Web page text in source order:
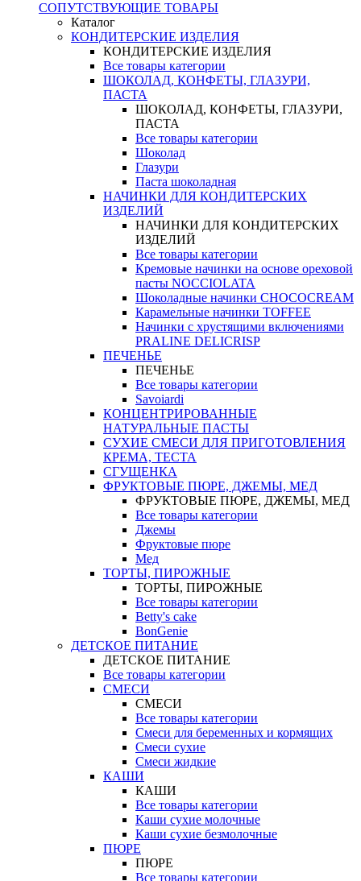
СОПУТСТВУЮЩИЕ ТОВАРЫ
Каталог
КОНДИТЕРСКИЕ ИЗДЕЛИЯ
КОНДИТЕРСКИЕ ИЗДЕЛИЯ
Все товары категории
ШОКОЛАД, КОНФЕТЫ, ГЛАЗУРИ,
ПАСТА
ШОКОЛАД, КОНФЕТЫ, ГЛАЗУРИ,
ПАСТА
Все товары категории
Шоколад
Глазури
Паста шоколадная
НАЧИНКИ ДЛЯ КОНДИТЕРСКИХ
ИЗДЕЛИЙ
НАЧИНКИ ДЛЯ КОНДИТЕРСКИХ
ИЗДЕЛИЙ
Все товары категории
Кремовые начинки на основе ореховой
пасты NOCCIOLATA
Шоколадные начинки CHOCOCREAM
Карамельные начинки TOFFEE
Начинки с хрустящими включениями
PRALINE DELICRISP
ПЕЧЕНЬЕ
ПЕЧЕНЬЕ
Все товары категории
Savoiardi
КОНЦЕНТРИРОВАННЫЕ
НАТУРАЛЬНЫЕ ПАСТЫ
СУХИЕ СМЕСИ ДЛЯ ПРИГОТОВЛЕНИЯ
КРЕМА, ТЕСТА
СГУЩЕНКА
ФРУКТОВЫЕ ПЮРЕ, ДЖЕМЫ, МЕД
ФРУКТОВЫЕ ПЮРЕ, ДЖЕМЫ, МЕД
Все товары категории
Джемы
Фруктовые пюре
Мед
ТОРТЫ, ПИРОЖНЫЕ
ТОРТЫ, ПИРОЖНЫЕ
Все товары категории
Betty's cake
BonGenie
ДЕТСКОЕ ПИТАНИЕ
ДЕТСКОЕ ПИТАНИЕ
Все товары категории
СМЕСИ
СМЕСИ
Все товары категории
Смеси для беременных и кормящих
Смеси сухие
Смеси жидкие
КАШИ
КАШИ
Все товары категории
Каши сухие молочные
Каши сухие безмолочные
ПЮРЕ
ПЮРЕ
Все товары категории